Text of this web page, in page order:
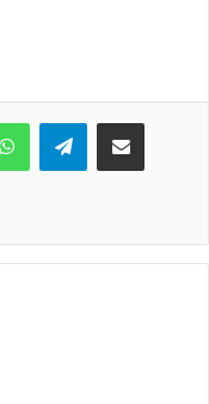
WhatsAppTelegramShare via Email